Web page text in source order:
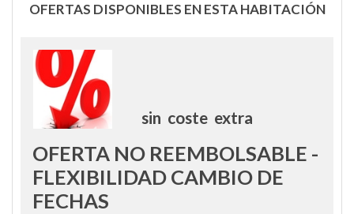
OFERTAS DISPONIBLES EN ESTA HABITACIÓN
sin coste extra
OFERTA NO REEMBOLSABLE -
FLEXIBILIDAD CAMBIO DE
FECHAS